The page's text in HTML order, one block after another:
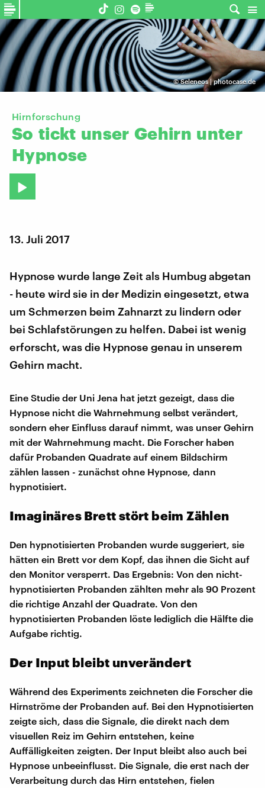
©Seleneos | photocase.de
Hirnforschung
So tickt unser Gehirn unter
Hypnose
13. Juli 2017
Hypnose wurde lange Zeit als Humbug abgetan
- heute wird sie in der Medizin eingesetzt, etwa
um Schmerzen beim Zahnarzt zu lindern oder
bei Schlafstörungen zu helfen. Dabei ist wenig
erforscht, was die Hypnose genau in unserem
Gehirn macht.
Eine Studie der Uni Jena hat jetzt gezeigt, dass die
Hypnose nicht die Wahrnehmung selbst verändert,
sondern eher Einfluss darauf nimmt, was unser Gehirn
mit der Wahrnehmung macht. Die Forscher haben
dafür Probanden Quadrate auf einem Bildschirm
zählen lassen - zunächst ohne Hypnose, dann
hypnotisiert.
Imaginäres Brett stört beim Zählen
Den hypnotisierten Probanden wurde suggeriert, sie
hätten ein Brett vor dem Kopf, das ihnen die Sicht auf
den Monitor versperrt. Das Ergebnis: Von den nicht-
hypnotisierten Probanden zählten mehr als 90 Prozent
die richtige Anzahl der Quadrate. Von den
hypnotisierten Probanden löste lediglich die Hälfte die
Aufgabe richtig.
Der Input bleibt unverändert
Während des Experiments zeichneten die Forscher die
Hirnströme der Probanden auf. Bei den Hypnotisierten
zeigte sich, dass die Signale, die direkt nach dem
visuellen Reiz im Gehirn entstehen, keine
Auffälligkeiten zeigten. Der Input bleibt also auch bei
Hypnose unbeeinflusst. Die Signale, die erst nach der
Verarbeitung durch das Hirn entstehen, fielen